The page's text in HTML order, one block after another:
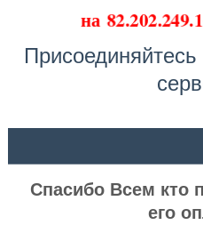
на
Спасибо Всем кто
его